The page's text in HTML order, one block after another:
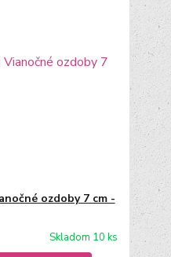
ozdoby 7 cm -
Skladom 10 ks